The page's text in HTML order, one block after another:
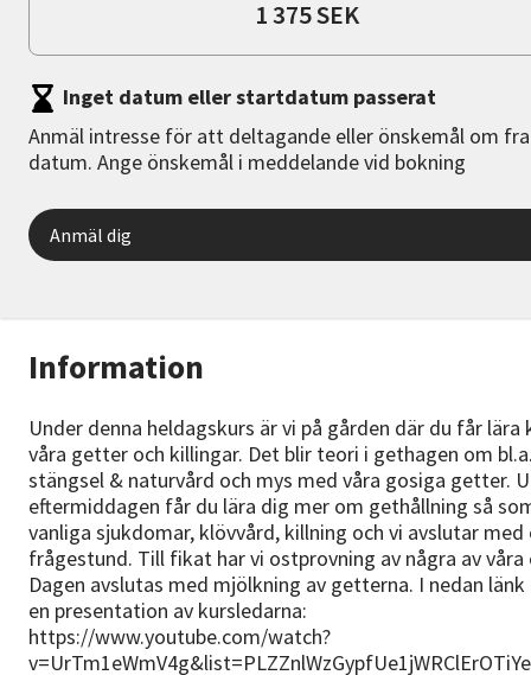
Information
Under denna heldagskurs är vi på gården där du får lära
våra getter och killingar. Det blir teori i gethagen om
stängsel & naturvård och mys med våra gosiga getter.
eftermiddagen får du lära dig mer om gethållning så
vanliga sjukdomar, klövvård, killning och vi avslutar med
frågestund. Till fikat har vi ostprovning av några av våra
Dagen avslutas med mjölkning av getterna. I nedan
en presentation av kursledarna:
https://www.youtube.com/watch?
1 375 SEK
Inget datum eller startdatum passerat
Anmäl intresse för att deltagande eller önskemål om
datum. Ange önskemål i meddelande vid bokning
Anmäl dig